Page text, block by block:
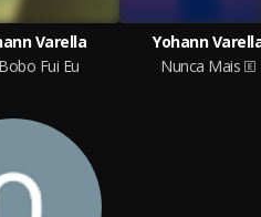
Varella
Fui Eu
Yohann
Nunca Mais